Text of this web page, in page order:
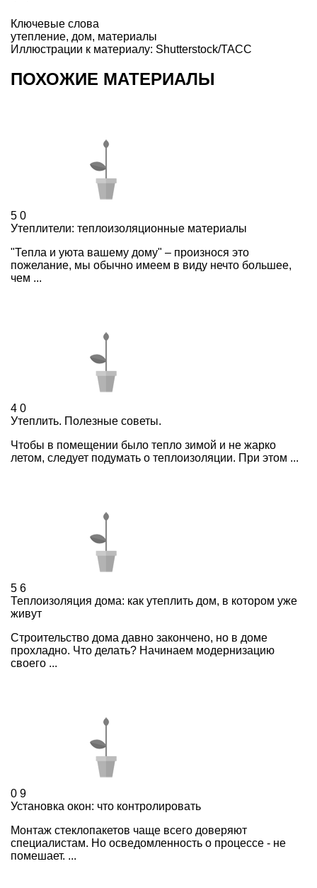
Ключевые слова
утепление, дом, материалы
Иллюстрации к материалу: Shutterstock/ТАСС
ПОХОЖИЕ МАТЕРИАЛЫ
5 0
Утеплители: теплоизоляционные материалы
"Тепла и уюта вашему дому" – произнося это
пожелание, мы обычно имеем в виду нечто большее,
чем ...
4 0
Утеплить. Полезные советы.
Чтобы в помещении было тепло зимой и не жарко
летом, следует подумать о теплоизоляции. При этом ...
5 6
Теплоизоляция дома: как утеплить дом, в котором уже
живут
Строительство дома давно закончено, но в доме
прохладно. Что делать? Начинаем модернизацию
своего ...
0 9
Установка окон: что контролировать
Монтаж стеклопакетов чаще всего доверяют
специалистам. Но осведомленность о процессе - не
помешает. ...